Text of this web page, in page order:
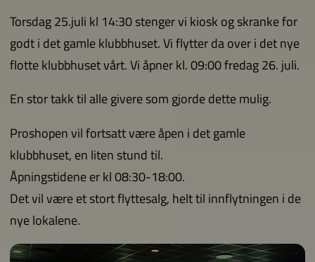
Torsdag 25.juli kl 14:30 stenger vi kiosk og skranke for
godt i det gamle klubbhuset. Vi flytter da over i det nye
flotte klubbhuset vårt. Vi åpner kl. 09:00 fredag 26. juli.
En stor takk til alle givere som gjorde dette mulig.
Proshopen vil fortsatt være åpen i det gamle
klubbhuset, en liten stund til.
Åpningstidene er kl 08:30-18:00.
Det vil være et stort flyttesalg, helt til innflytningen i de
nye lokalene.